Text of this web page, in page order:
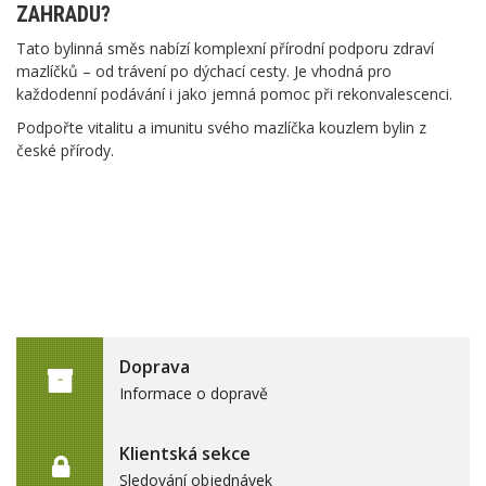
ZAHRADU?
Tato bylinná směs nabízí komplexní přírodní podporu zdraví
mazlíčků – od trávení po dýchací cesty. Je vhodná pro
každodenní podávání i jako jemná pomoc při rekonvalescenci.
Podpořte vitalitu a imunitu svého mazlíčka kouzlem bylin z
české přírody.
Doprava
Informace o dopravě
Klientská sekce
Sledování objednávek